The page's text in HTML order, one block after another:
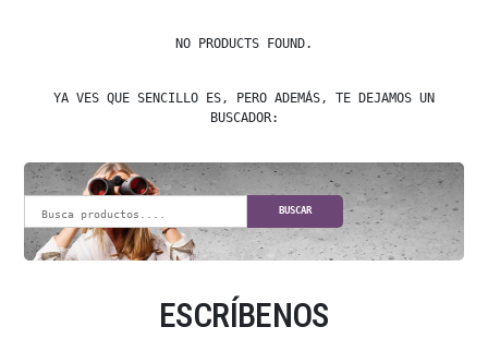
NO PRODUCTS FOUND.
YA VES QUE SENCILLO ES, PERO ADEMÁS, TE DEJAMOS UN
BUSCADOR:
BUSCAR
ESCRÍBENOS